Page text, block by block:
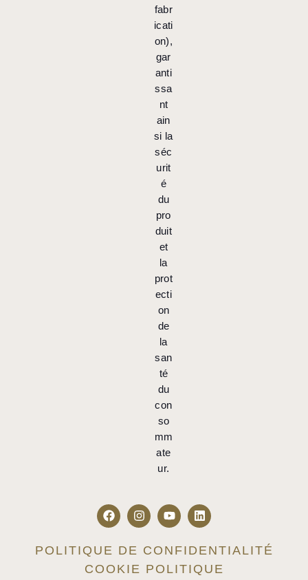
fabr
icati
on),
gar
anti
ssa
nt
ain
si la
séc
urit
é
du
pro
duit
et
la
prot
ecti
on
de
la
san
té
du
con
so
mm
ate
ur.
POLITIQUE DE CONFIDENTIALITÉ
COOKIE POLITIQUE